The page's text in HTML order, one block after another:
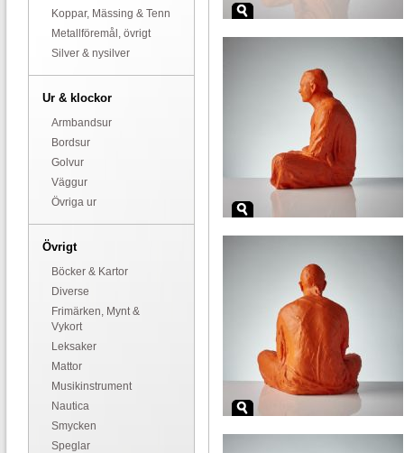
Koppar, Mässing & Tenn
Metallföremål, övrigt
Silver & nysilver
Ur & klockor
Armbandsur
Bordsur
Golvur
Väggur
Övriga ur
Övrigt
Böcker & Kartor
Diverse
Frimärken, Mynt &
Vykort
Leksaker
Mattor
Musikinstrument
Nautica
Smycken
Speglar